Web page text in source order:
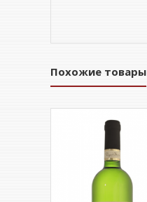
Похожие товары